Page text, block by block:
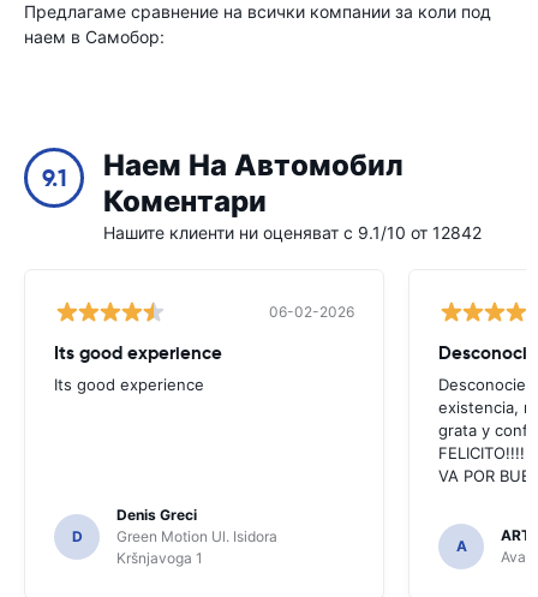
Предлагаме сравнение на всички компании за коли под
наем в Самобор:
9.1
Наем На Автомобил
Коментари
Нашите клиенти ни оценяват с 9.1/10 от 12842
06-02-2026
Its good experience
Its good experience
D
Denis Greci
Green Motion Ul. Isidora
Kršnjavoga 1
existencia,
grata y
FELICITO!!!!,
VA POR
A